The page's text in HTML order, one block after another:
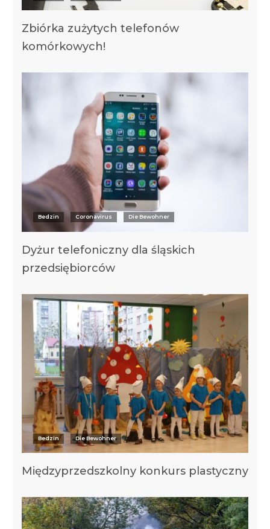
Zbiórka zużytych telefonów
komórkowych!
Bedzin Coronavirus Die Bewohner
Dyżur telefoniczny dla śląskich
przedsiębiorców
Bedzin Die Bewohner
Międzyprzedszkolny konkurs plastyczny